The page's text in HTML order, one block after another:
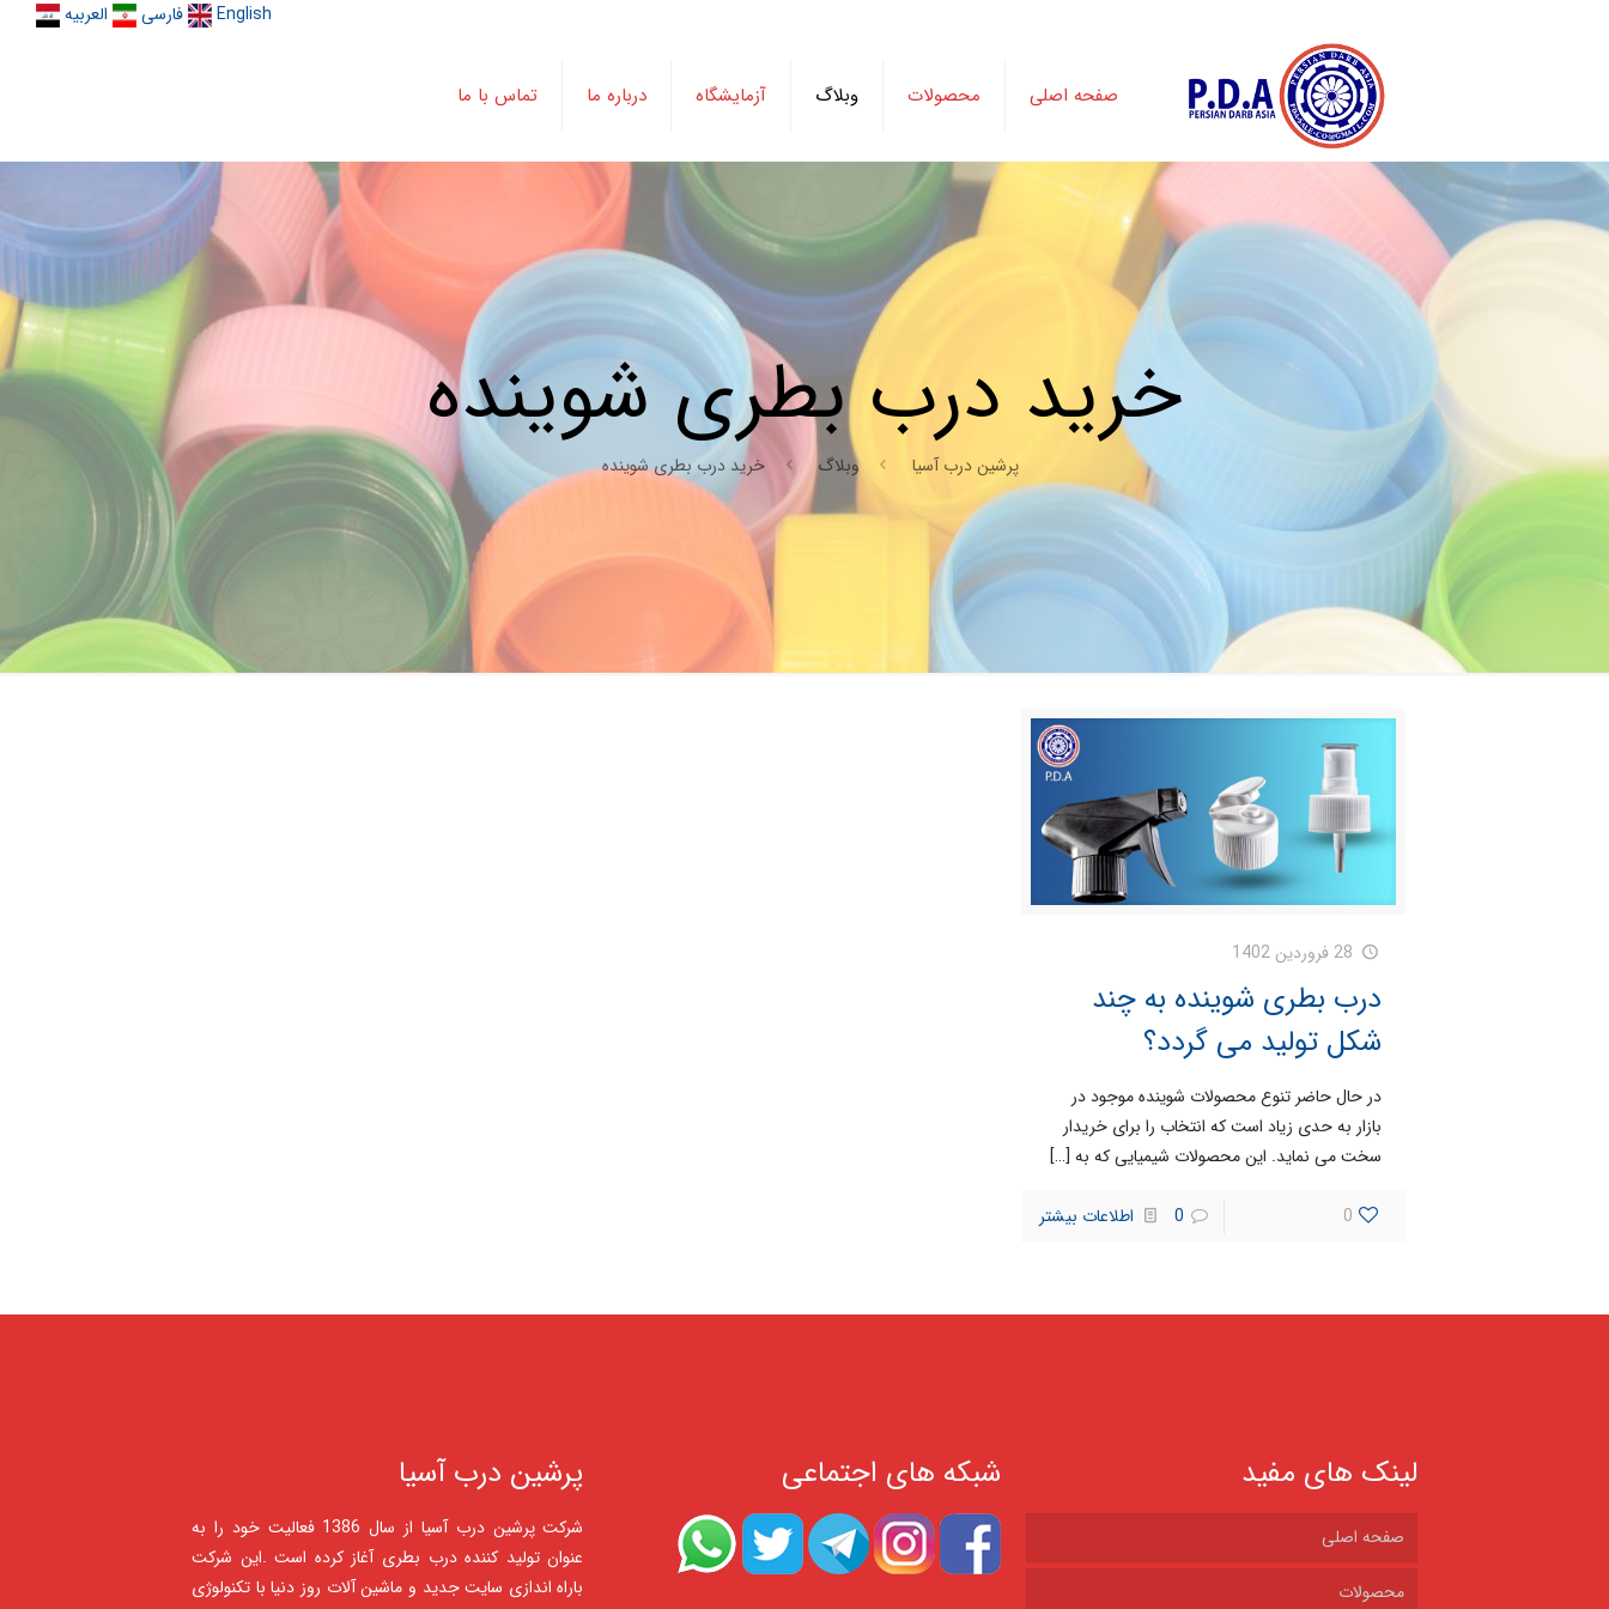
English فارسی العربیه
صفحه اصلی محصولات وبلاگ آزمایشگاه درباره ما تماس با ما
خرید درب بطری شوینده
پرشین درب آسیا وبلاگ خرید درب بطری شوینده
28 فروردین 1402
درب بطری شوینده به چند
شکل تولید می گردد؟
در حال حاضر تنوع محصولات شوینده موجود در
بازار به حدی زیاد است که انتخاب را برای خریدار
سخت می نماید. این محصولات شیمیایی که به […]
0
0 اطلاعات بیشتر
لینک های مفید
صفحه اصلی
محصولات
شبکه های اجتماعی پرشین درب آسیا
شرکت پرشين درب آسيا از سال 1386 فعالیت خود را به
عنوان تولید کننده درب بطری آغاز کرده است .این شرکت
باراه اندازی سایت جدید و ماشین آلات روز دنیا با تکنولوژی